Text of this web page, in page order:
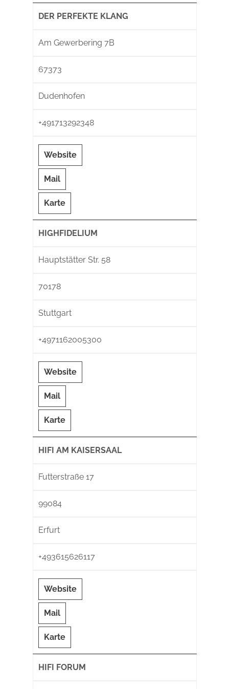
DER PERFEKTE KLANG
Am Gewerbering 7B
67373
Dudenhofen
+491713292348
Website
Mail
Karte
HIGHFIDELIUM
Hauptstätter Str. 58
70178
Stuttgart
+4971162005300
Website
Mail
Karte
HIFI AM KAISERSAAL
Futterstraße 17
99084
Erfurt
+493615626117
Website
Mail
Karte
HIFI FORUM